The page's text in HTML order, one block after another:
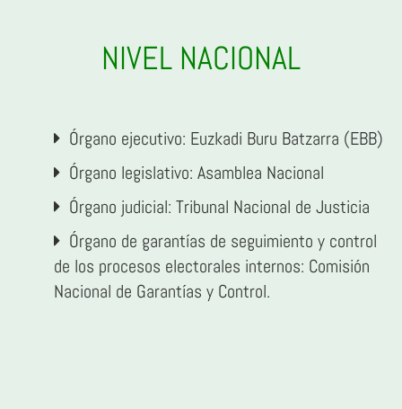
NIVEL NACIONAL
Órgano ejecutivo: Euzkadi Buru Batzarra (EBB)
Órgano legislativo: Asamblea Nacional
Órgano judicial: Tribunal Nacional de Justicia
Órgano de garantías de seguimiento y control
de los procesos electorales internos: Comisión
Nacional de Garantías y Control.